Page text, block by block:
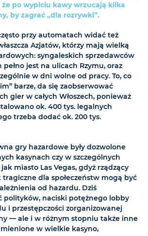
że po wypiciu kawy wrzucają kilka
by zagrać „dla rozrywki”.
przy automatach widać też
Azjatów, którzy mają wielką
syngaleskich sprzedawców
jest na ulicach Rzymu, oraz
w dni wolne od pracy. To, co
barze, da się zaobserwować
gier w całych Włoszech, ponieważ
ok. 400 tys. legalnych
trzeba dodać ok. 200 tys.
gry hazardowe były dozwolone
kasynach czy w szczególnych
miasto Las Vegas, gdyż rządzący
dla społeczeństw mogą być
od hazardu. Dziś
polityków, naciski potężnego lobby
i przestępczości zorganizowanej
— ale i w różnym stopniu także inne
w wielkie kasyno,